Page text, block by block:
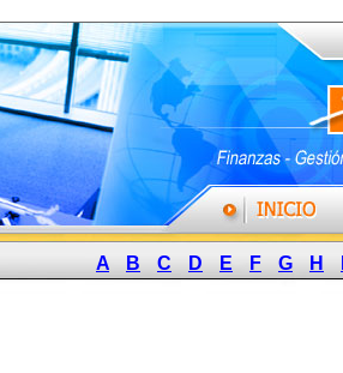
A B C D E F G H